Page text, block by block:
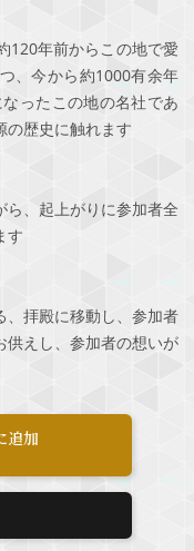
120年前からこの地で愛
、今から約1000有余年
ったこの地の名社であ
の歴史に触れます
、起上がりに参加者全
す
、拝殿に移動し、参加者
供えし、参加者の想いが
追加